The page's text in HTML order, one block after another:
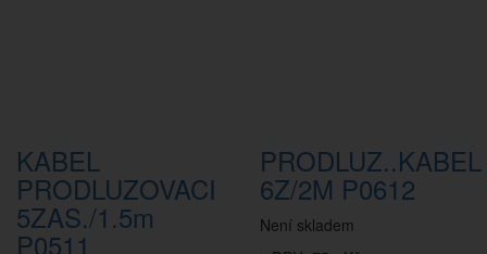
KABEL
PRODLUZOVACI
5ZAS./1.5m
P0511
PRODLUZ..KABEL
6Z/2M P0612
Není skladem